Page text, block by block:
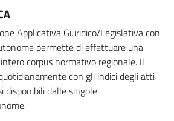
Applicativa Giuridico/Legislativa con
permette di effettuare una
corpus normativo regionale. Il
con gli indici degli atti
disponibili dalle singole